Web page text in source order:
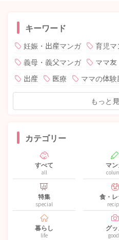
キーワード
妊娠・出産マンガ 育児マ
義母・義父マンガ
ママ
出産
医療 ママの体験
もっと
カテゴリー
すべて
all
マ
特集
special
食・
暮らし
life
グ